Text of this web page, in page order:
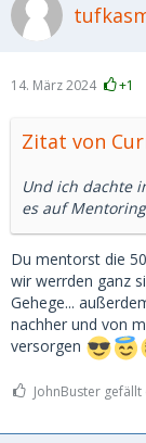
14. März 2024 +1
Zitat von
Und ich dachte
es auf
Du mentorst die
wir werrden ganz
Gehege...
nachher und von
versorgen
JohnBuster gefällt